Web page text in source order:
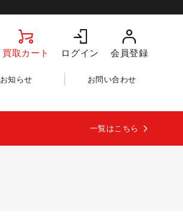
買取カート ログイン 会員登録
お知らせ お問い合わせ
一覧はこちら